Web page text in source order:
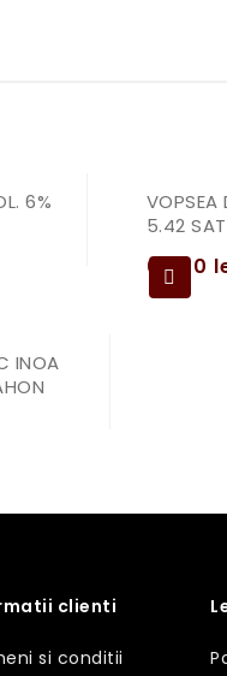
6%
VOPSEA
5.42
69,00
INOA
clienti
si conditii